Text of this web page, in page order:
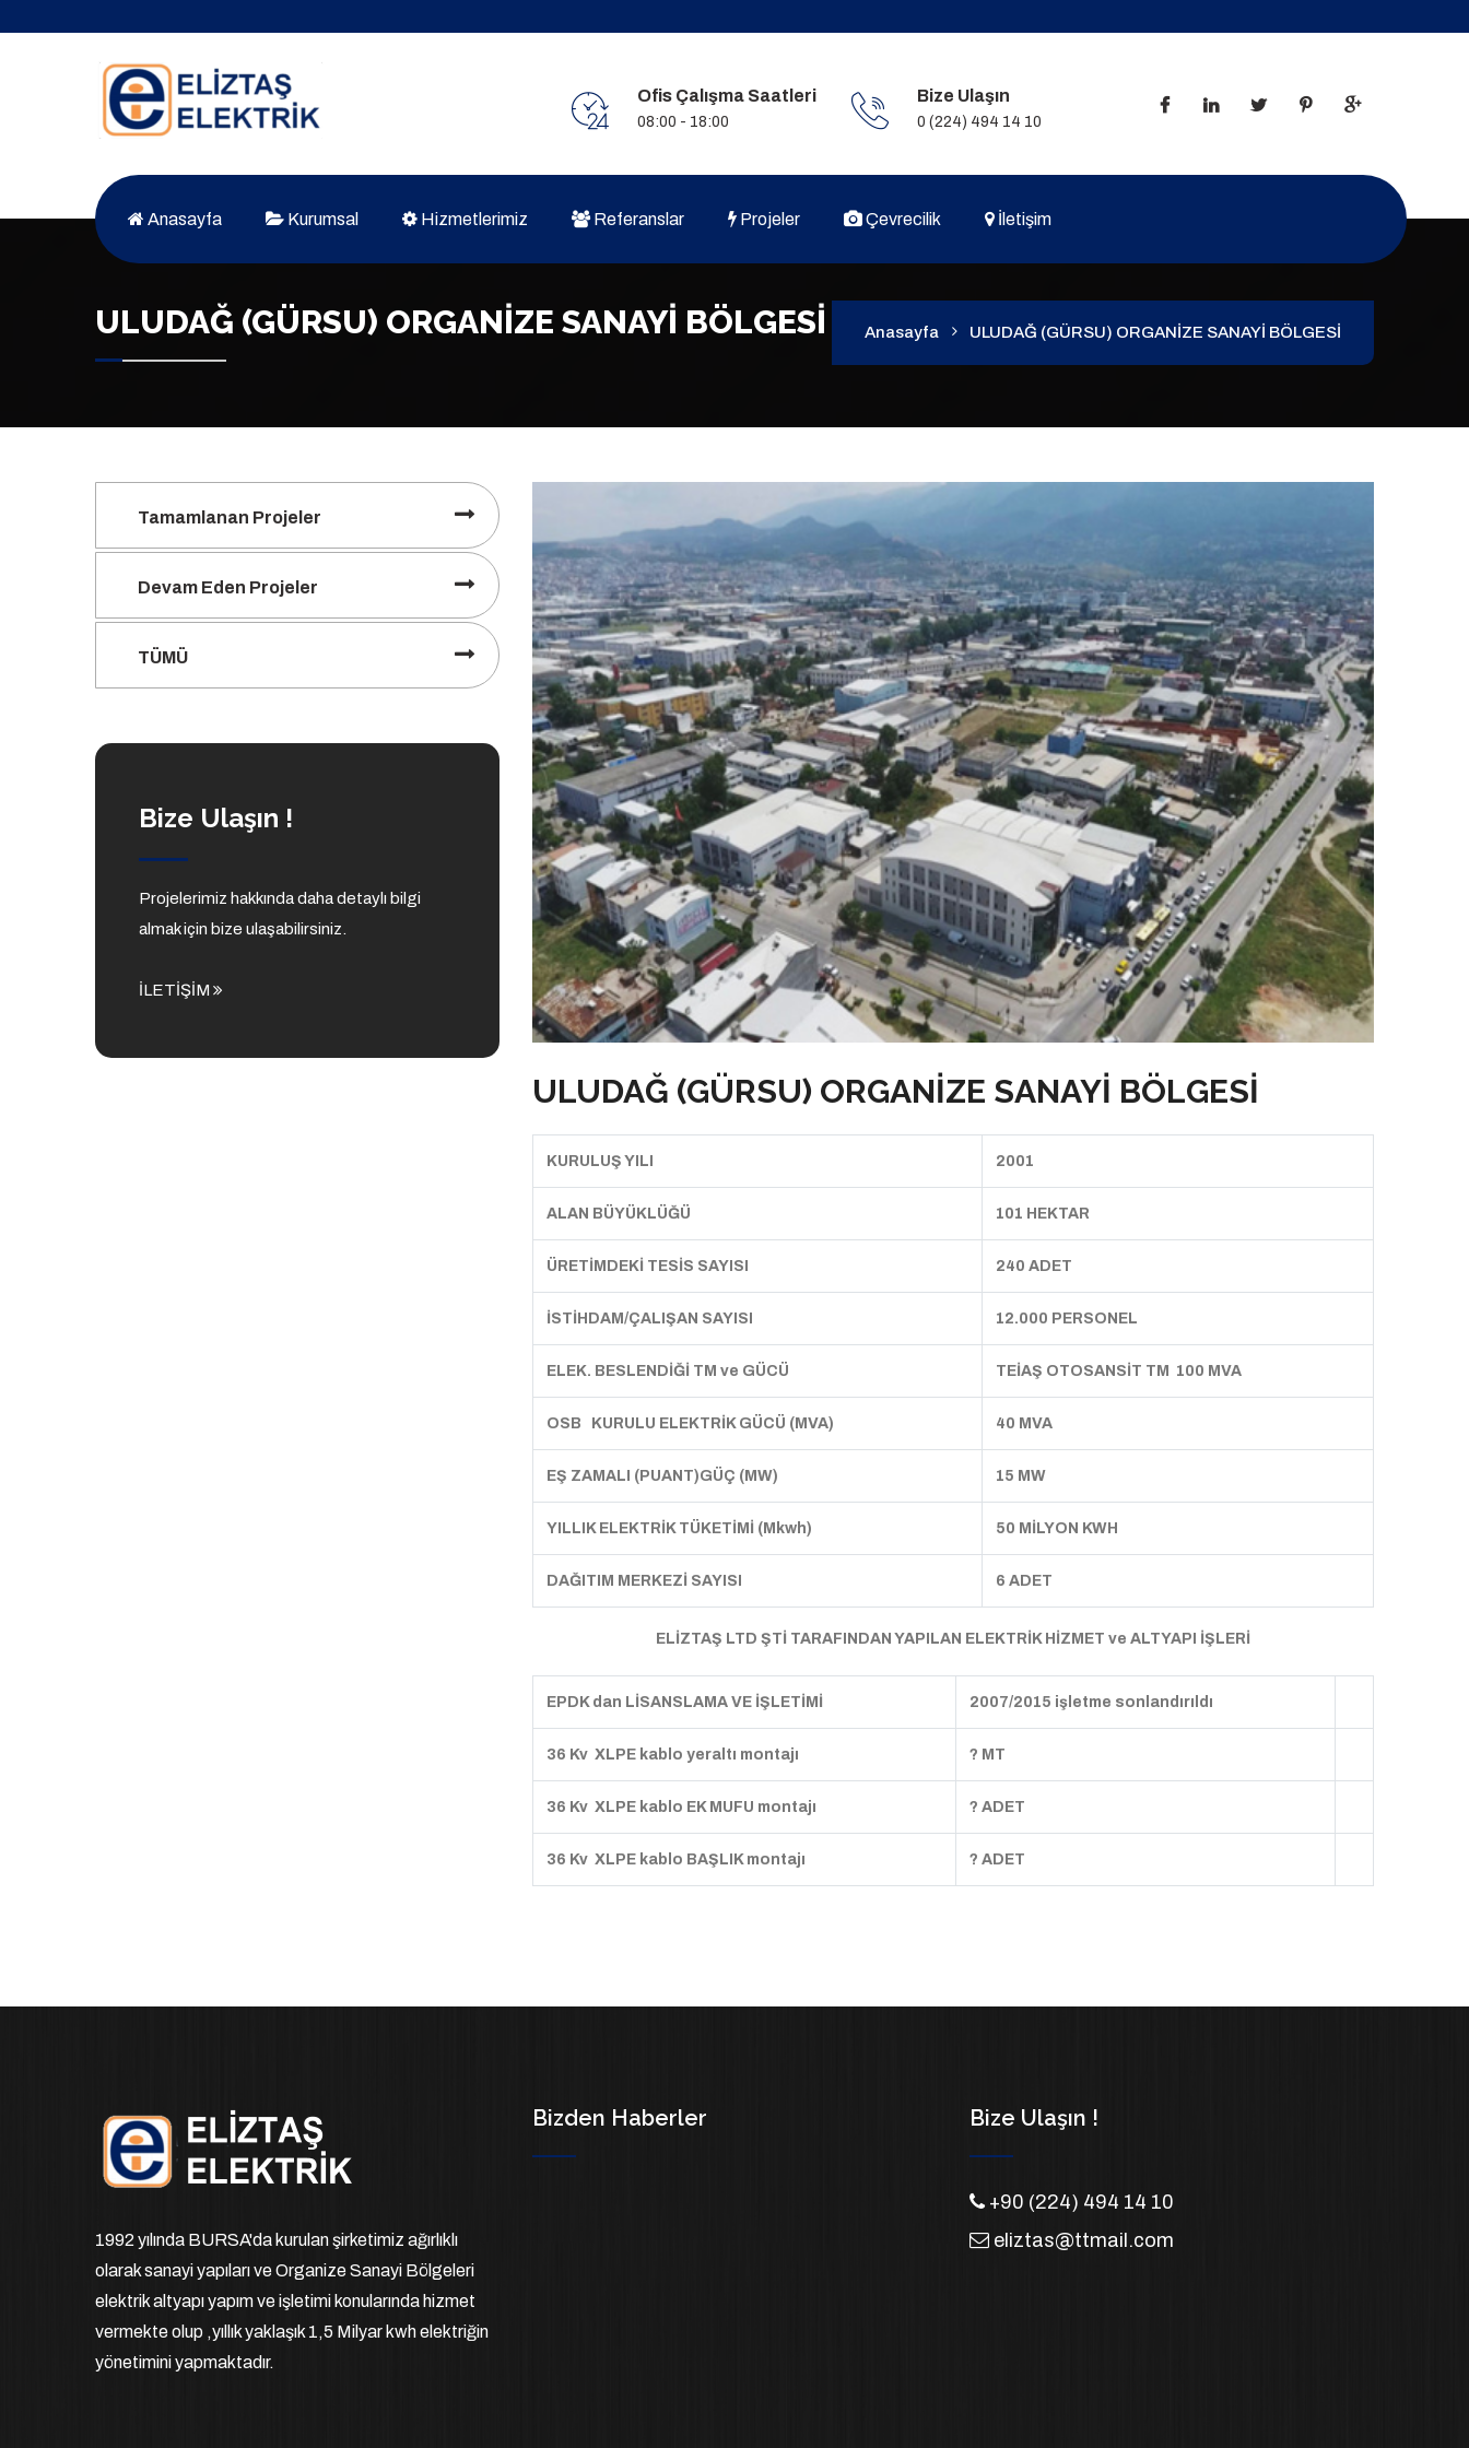
Ofis Çalışma Saatleri
08:00 - 18:00
Bize Ulaşın
0 (224) 494 14 10
Anasayfa Kurumsal Hizmetlerimiz Referanslar Projeler Çevrecilik İletişim
ULUDAĞ (GÜRSU) ORGANİZE SANAYİ BÖLGESİ Anasayfa ULUDAĞ (GÜRSU) ORGANİZE SANAYİ BÖLGESİ
Tamamlanan Projeler
Devam Eden Projeler
TÜMÜ
Bize Ulaşın !
Projelerimiz hakkında daha detaylı bilgi
almak için bize ulaşabilirsiniz.
İLETİŞİM
ULUDAĞ (GÜRSU) ORGANİZE SANAYİ BÖLGESİ
KURULUŞ YILI 2001
ALAN BÜYÜKLÜĞÜ 101 HEKTAR
ÜRETİMDEKİ TESİS SAYISI 240 ADET
İSTİHDAM/ÇALIŞAN SAYISI 12.000 PERSONEL
ELEK. BESLENDİĞİ TM ve GÜCÜ TEİAŞ OTOSANSİT TM 100 MVA
OSB KURULU ELEKTRİK GÜCÜ (MVA) 40 MVA
EŞ ZAMALI (PUANT)GÜÇ (MW) 15 MW
YILLIK ELEKTRİK TÜKETİMİ (Mkwh) 50 MİLYON KWH
DAĞITIM MERKEZİ SAYISI 6 ADET
ELİZTAŞ LTD ŞTİ TARAFINDAN YAPILAN ELEKTRİK HİZMET ve ALTYAPI İŞLERİ
EPDK dan LİSANSLAMA VE İŞLETİMİ 2007/2015 işletme sonlandırıldı
36 Kv XLPE kablo yeraltı montajı ? MT
36 Kv XLPE kablo EK MUFU montajı ? ADET
36 Kv XLPE kablo BAŞLIK montajı ? ADET
1992 yılında BURSA'da kurulan şirketimiz ağırlıklı
olarak sanayi yapıları ve Organize Sanayi Bölgeleri
elektrik altyapı yapım ve işletimi konularında hizmet
vermekte olup ,yıllık yaklaşık 1,5 Milyar kwh elektriğin
yönetimini yapmaktadır.
Bizden Haberler Bize Ulaşın !
+90 (224) 494 14 10
eliztas@ttmail.com